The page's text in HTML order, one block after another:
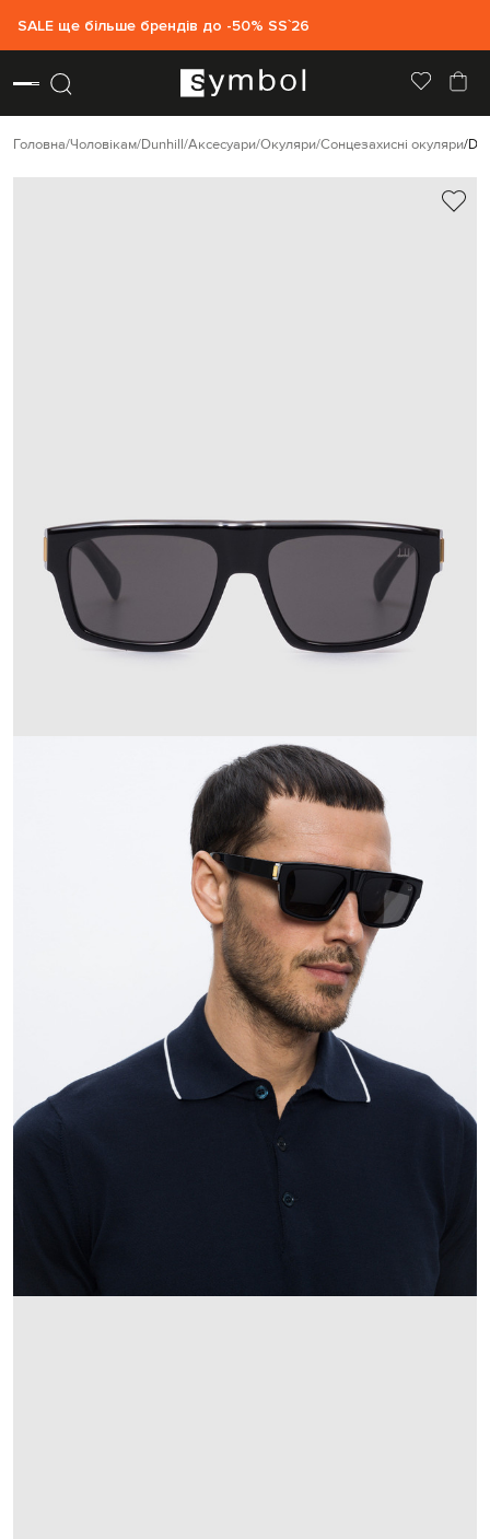
SALE ще більше брендів до -50% SS`26
Головна Чоловікам Dunhill Аксесуари Окуляри Сонцезахисні окуляри